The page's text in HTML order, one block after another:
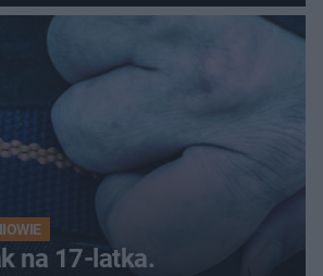
czy to Mad Max!
na 17-latka.